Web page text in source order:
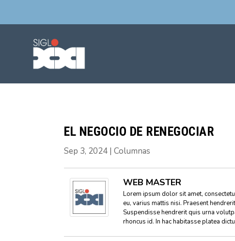
EL NEGOCIO DE RENEGOCIAR
Sep 3, 2024 | Columnas
WEB MASTER
Lorem ipsum dolor sit amet,
eu, varius mattis nisi. Praesent
Suspendisse hendrerit quis urna
rhoncus id. In hac habitasse platea